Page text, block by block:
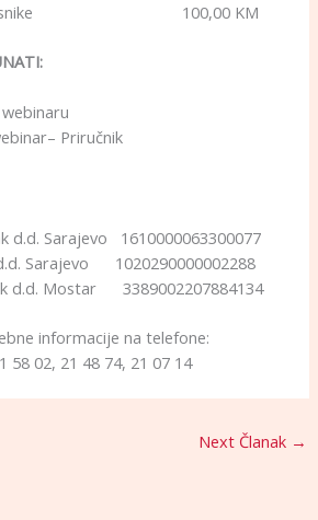
učesnike 100,00 KM
Priručnik
d.d. Sarajevo 1610000063300077
Sarajevo 1020290000002288
d.d. Mostar 3389002207884134
informacije na telefone:
58 02, 21 48 74, 21 07 14
Next Članak →